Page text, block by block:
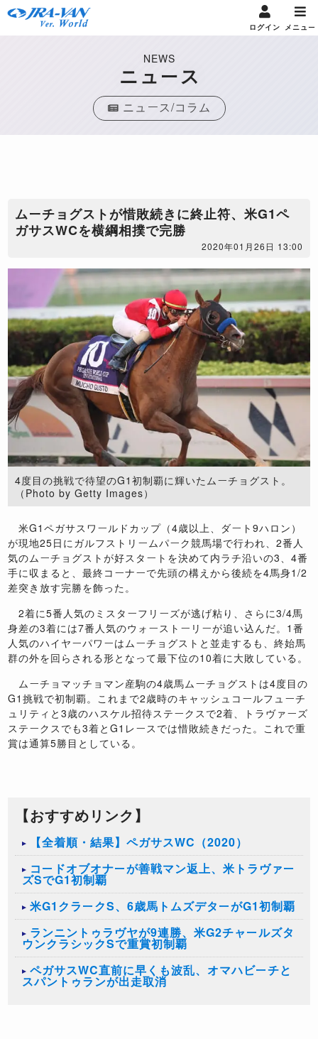
ログイン メニュー
NEWS
ニュース
ニュース/コラム
ムーチョグストが惜敗続きに終止符、米G1ペ
ガサスWCを横綱相撲で完勝
2020年01月26日 13:00
4度目の挑戦で待望のG1初制覇に輝いたムーチョグスト。
（Photo by Getty Images）
米G1ペガサスワールドカップ（4歳以上、ダート9ハロン）
が現地25日にガルフストリームパーク競馬場で行われ、2番人
気のムーチョグストが好スタートを決めて内ラチ沿いの3、4番
手に収まると、最終コーナーで先頭の構えから後続を4馬身1/2
差突き放す完勝を飾った。
2着に5番人気のミスターフリーズが逃げ粘り、さらに3/4馬
身差の3着には7番人気のウォーストーリーが追い込んだ。1番
人気のハイヤーパワーはムーチョグストと並走するも、終始馬
群の外を回らされる形となって最下位の10着に大敗している。
ムーチョマッチョマン産駒の4歳馬ムーチョグストは4度目の
G1挑戦で初制覇。これまで2歳時のキャッシュコールフューチ
ュリティと3歳のハスケル招待ステークスで2着、トラヴァーズ
ステークスでも3着とG1レースでは惜敗続きだった。これで重
賞は通算5勝目としている。
【おすすめリンク】
【全着順・結果】ペガサスWC（2020）
コードオブオナーが善戦マン返上、米トラヴァー
ズSでG1初制覇
米G1クラークS、6歳馬トムズデターがG1初制覇
ランニントゥラヴヤが9連勝、米G2チャールズタ
ウンクラシックSで重賞初制覇
ペガサスWC直前に早くも波乱、オマハビーチと
スパントゥランが出走取消